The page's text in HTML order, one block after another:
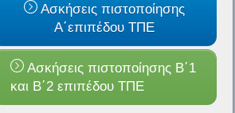
Ασκήσεις πιστοποίησης
Α΄επιπέδου ΤΠΕ
Ασκήσεις πιστοποίησης Β΄1
και B΄2 επιπέδου ΤΠΕ